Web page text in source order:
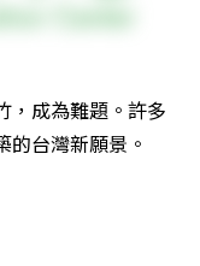
，成為難題。許多
的台灣新願景。